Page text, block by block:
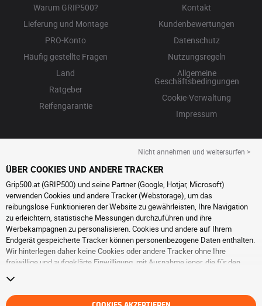
Warum GRIP500?
Lieferung und Montage
PRO-Konto
Häufig gestellte Fragen
Land
Ratgeber
Reifengarantie
Kontakt
Kundenbewertungen
Datenschutz
Nutzungsregeln
Allgemeine
Geschäftsbedingungen
Cookie-Verwaltung
Impressum
Nicht annehmen und weitersurfen >
ÜBER COOKIES UND ANDERE TRACKER
Grip500.at (GRIP500) und seine Partner (Google, Hotjar, Microsoft)
verwenden Cookies und andere Tracker (Webstorage), um das
reibungslose Funktionieren der Website zu gewährleisten, Ihre Navigation
zu erleichtern, statistische Messungen durchzuführen und ihre
Werbekampagnen zu personalisieren. Cookies und andere auf Ihrem
Endgerät gespeicherte Tracker können personenbezogene Daten enthalten.
Wir hinterlegen daher keine Cookies oder andere Tracker ohne Ihre
freiwillige und aufgeklärte Einwilligung, mit Ausnahme jener, die für den
einen Zeitraum von 6 Monaten. Sie können Ihre Einwilligung jederzeit
widerrufen, indem Sie die WebseiteCookies und andere Trackerbesuchen.